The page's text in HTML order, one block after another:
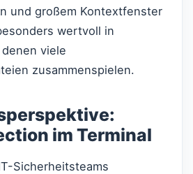
und großem Kontextfenster
wertvoll in
viele
zusammenspielen.
im Terminal
Sicherheitsteams